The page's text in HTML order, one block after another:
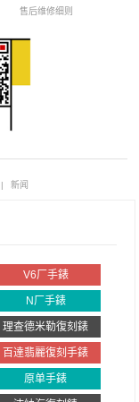
售后维修细则
| 新闻
V6厂手錶
N厂手錶
理查德米勒復刻錶
百達翡麗復刻手錶
原单手錶